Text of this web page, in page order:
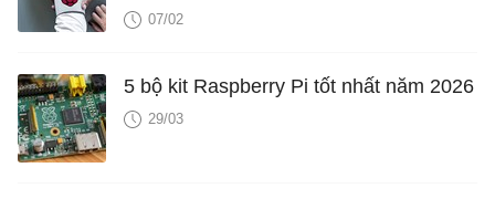
07/02
5 bộ kit Raspberry Pi tốt nhất năm 2026
29/03